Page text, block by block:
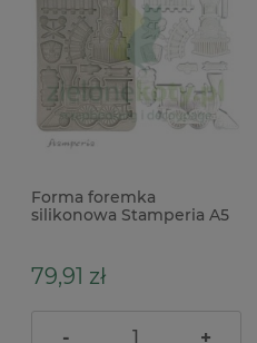
Forma foremka
silikonowa Stamperia A5
79,91 zł
- +